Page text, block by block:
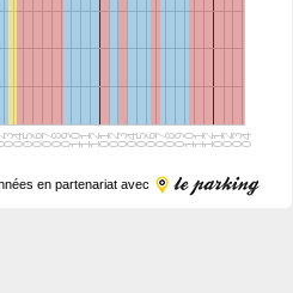
en partenariat avec